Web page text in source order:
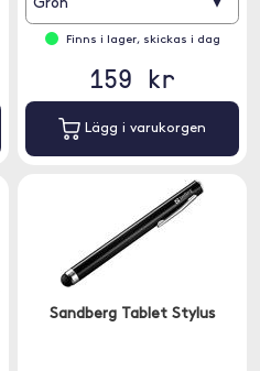
Grön
Finns i lager, skickas i dag
159 kr
Lägg i varukorgen
Sandberg Tablet Stylus